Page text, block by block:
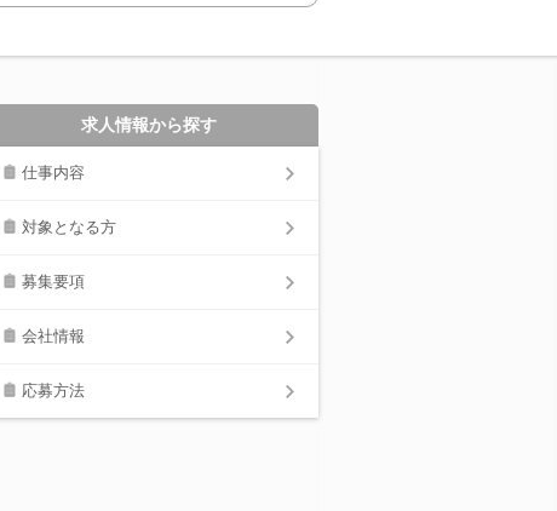
求人情報から探す
仕事内容
対象となる方
募集要項
会社情報
応募方法